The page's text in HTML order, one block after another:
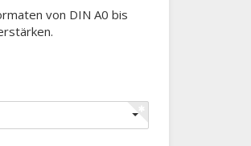
von DIN A0 bis